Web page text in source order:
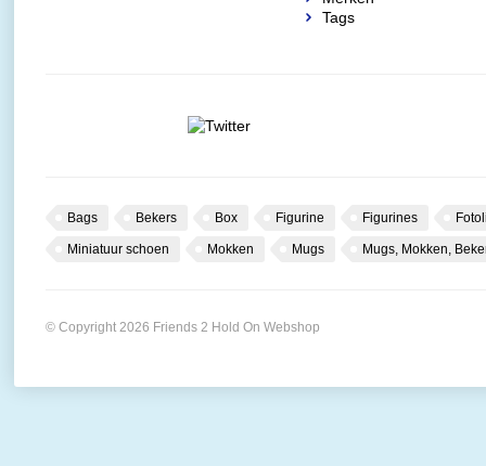
Tags
Bags Bekers Box Figurine Figurines
Miniatuur schoen Mokken Mugs Mugs, Mokken,
© Copyright 2026 Friends 2 Hold On Webshop